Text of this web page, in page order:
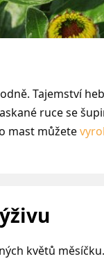
Tajemství
ruce se
mast můžete
květů